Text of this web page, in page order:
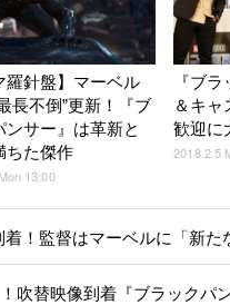
羅針盤】マーベル
長不倒”更新！『ブ
ンサー』は革新と
ちた傑作
13:00
『ブ
＆キャ
歓迎に
2018.2.5
！監督はマーベルに「新た
吹替映像到着『ブラックパン